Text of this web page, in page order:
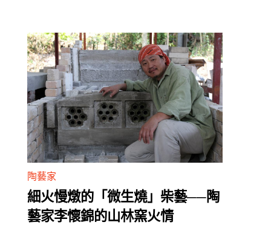
陶藝家
細火慢燉的「微生燒」柴藝──陶
藝家李懷錦的山林窯火情